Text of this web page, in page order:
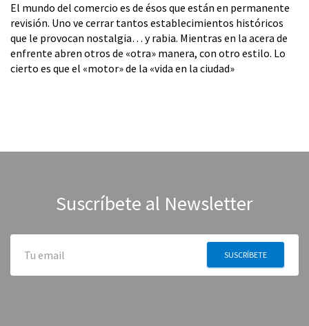
El mundo del comercio es de ésos que están en permanente
revisión. Uno ve cerrar tantos establecimientos históricos
que le provocan nostalgia… y rabia. Mientras en la acera de
enfrente abren otros de «otra» manera, con otro estilo. Lo
cierto es que el «motor» de la «vida en la ciudad»
Suscríbete al Newsletter